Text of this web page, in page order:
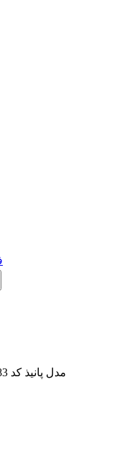
/ مدل پانیذ کد 3283